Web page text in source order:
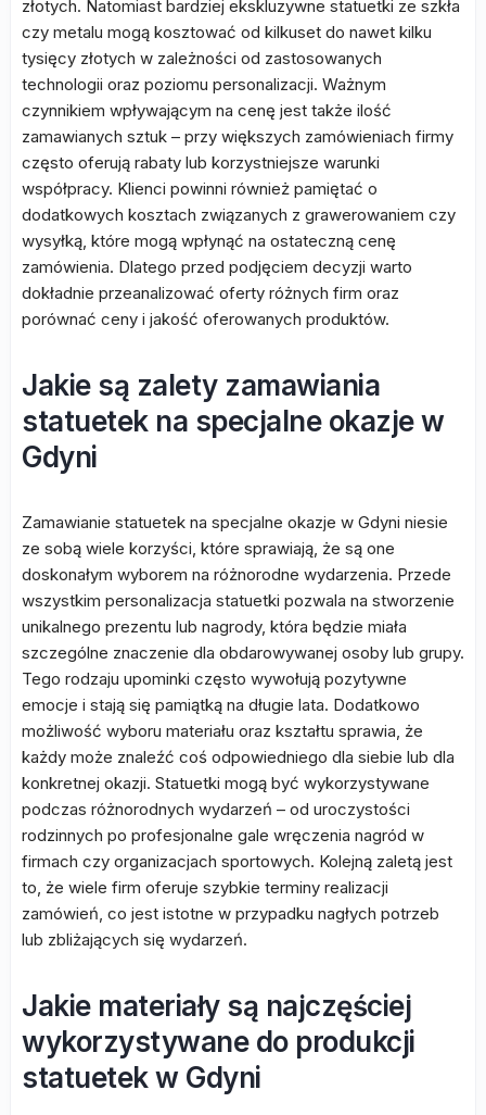
złotych. Natomiast bardziej ekskluzywne statuetki ze szkła
czy metalu mogą kosztować od kilkuset do nawet kilku
tysięcy złotych w zależności od zastosowanych
technologii oraz poziomu personalizacji. Ważnym
czynnikiem wpływającym na cenę jest także ilość
zamawianych sztuk – przy większych zamówieniach firmy
często oferują rabaty lub korzystniejsze warunki
współpracy. Klienci powinni również pamiętać o
dodatkowych kosztach związanych z grawerowaniem czy
wysyłką, które mogą wpłynąć na ostateczną cenę
zamówienia. Dlatego przed podjęciem decyzji warto
dokładnie przeanalizować oferty różnych firm oraz
porównać ceny i jakość oferowanych produktów.
Jakie są zalety zamawiania
statuetek na specjalne okazje w
Gdyni
Zamawianie statuetek na specjalne okazje w Gdyni niesie
ze sobą wiele korzyści, które sprawiają, że są one
doskonałym wyborem na różnorodne wydarzenia. Przede
wszystkim personalizacja statuetki pozwala na stworzenie
unikalnego prezentu lub nagrody, która będzie miała
szczególne znaczenie dla obdarowywanej osoby lub grupy.
Tego rodzaju upominki często wywołują pozytywne
emocje i stają się pamiątką na długie lata. Dodatkowo
możliwość wyboru materiału oraz kształtu sprawia, że
każdy może znaleźć coś odpowiedniego dla siebie lub dla
konkretnej okazji. Statuetki mogą być wykorzystywane
podczas różnorodnych wydarzeń – od uroczystości
rodzinnych po profesjonalne gale wręczenia nagród w
firmach czy organizacjach sportowych. Kolejną zaletą jest
to, że wiele firm oferuje szybkie terminy realizacji
zamówień, co jest istotne w przypadku nagłych potrzeb
lub zbliżających się wydarzeń.
Jakie materiały są najczęściej
wykorzystywane do produkcji
statuetek w Gdyni